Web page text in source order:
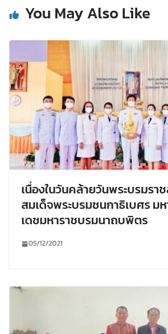
You May Also Like
เนื่องในวันคล้ายวันพระบรมร
สมเด็จพระบรมชนกาธิเบศร
เดชมหาราชบรมนาถบพิตร
05/12/2021